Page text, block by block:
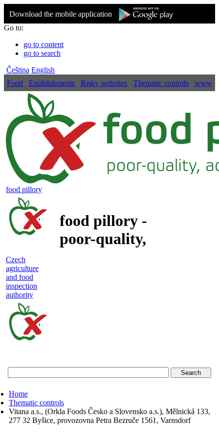
Download the mobile application
Go to:
go to content
go to search
Čeština English
Food
Establishments Risky websites Thematic controls www
food pillory
food pillory -
poor-quality,
Czech
agriculture
and food
inspection
authority
food
inspection
authority
Home
Thematic controls
Vitana a.s., (Orkla Foods Česko a Slovensko a.s.), Mělnická 133,
277 32 Byšice, provozovna Petra Bezruče 1561, Varnsdorf